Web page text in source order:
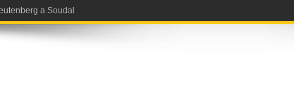
española